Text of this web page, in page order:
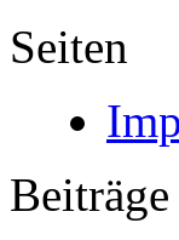
Seiten
Beiträge